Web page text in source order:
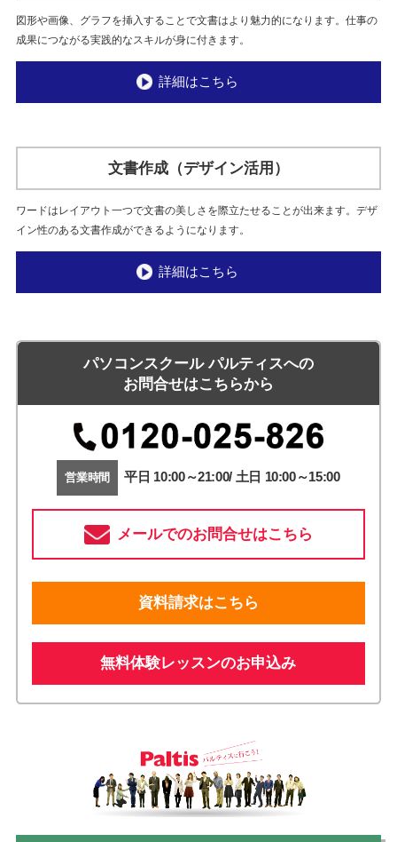
図形や画像、グラフを挿入することで文書はより魅力的になります。仕事の
成果につながる実践的なスキルが身に付きます。
詳細はこちら
文書作成（デザイン活用）
ワードはレイアウト一つで文書の美しさを際立たせることが出来ます。デザ
イン性のある文書作成ができるようになります。
詳細はこちら
パソコンスクール パルティスへの
お問合せはこちらから
営業時間 平日 10:00～21:00/ 土日 10:00～15:00
メールでのお問合せはこちら
資料請求はこちら
無料体験レッスンのお申込み